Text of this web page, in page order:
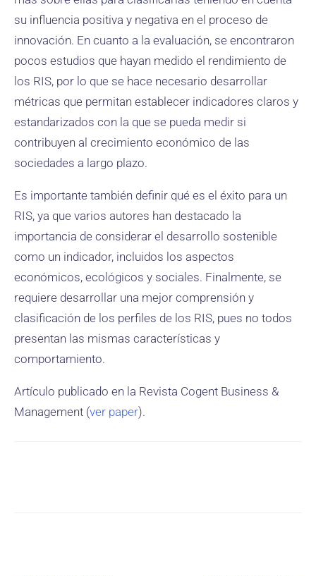
su influencia positiva y negativa en el proceso de
innovación. En cuanto a la evaluación, se encontraron
pocos estudios que hayan medido el rendimiento de
los RIS, por lo que se hace necesario desarrollar
métricas que permitan establecer indicadores claros y
estandarizados con la que se pueda medir si
contribuyen al crecimiento económico de las
sociedades a largo plazo.
Es importante también definir qué es el éxito para un
RIS, ya que varios autores han destacado la
importancia de considerar el desarrollo sostenible
como un indicador, incluidos los aspectos
económicos, ecológicos y sociales. Finalmente, se
requiere desarrollar una mejor comprensión y
clasificación de los perfiles de los RIS, pues no todos
presentan las mismas características y
comportamiento.
Artículo publicado en la Revista Cogent Business &
Management (ver paper).